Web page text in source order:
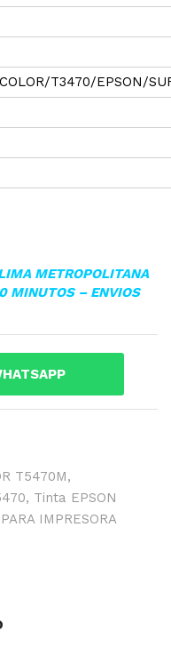
T3470/EPSON/
METROPOLITANA
MINUTOS – ENVIOS
T5470M,
, Tinta EPSON
IMPRESORA